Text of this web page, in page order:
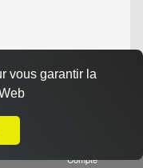
oignons confits,
Compte
vous garantir la